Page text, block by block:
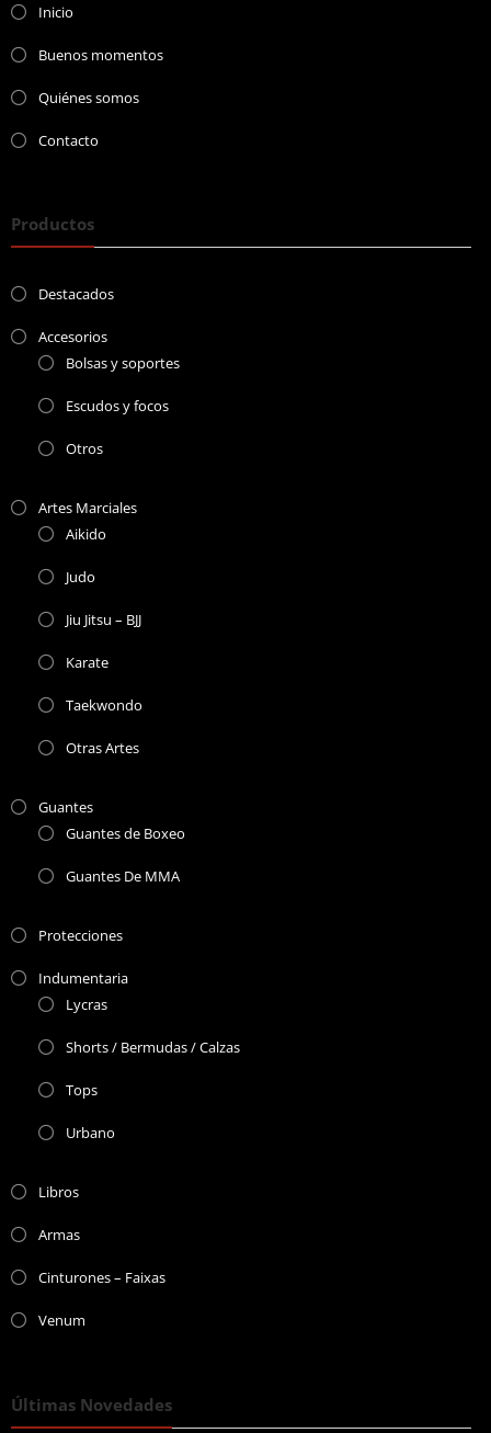
Inicio
Buenos momentos
Quiénes somos
Contacto
Productos
Destacados
Accesorios
Bolsas y soportes
Escudos y focos
Otros
Artes Marciales
Aikido
Judo
Jiu Jitsu – BJJ
Karate
Taekwondo
Otras Artes
Guantes
Guantes de Boxeo
Guantes De MMA
Protecciones
Indumentaria
Lycras
Shorts / Bermudas / Calzas
Tops
Urbano
Libros
Armas
Cinturones – Faixas
Venum
Últimas Novedades